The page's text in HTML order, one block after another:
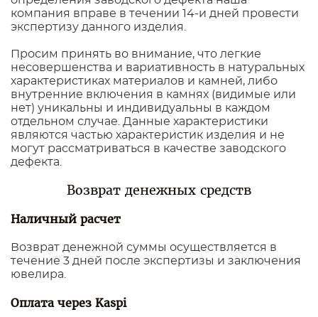
компания вправе в течении 14-и дней провести
экспертизу данного изделия.
Просим принять во внимание, что легкие
несовершенства и вариативность в натуральных
характеристиках материалов и камней, либо
внутренние включения в камнях (видимые или
нет) уникальны и индивидуальны в каждом
отдельном случае. Данные характеристики
являются частью характеристик изделия и не
могут рассматриваться в качестве заводского
дефекта.
Возврат денежных средств
Наличный расчет
Возврат денежной суммы осуществляется в
течение 3 дней после экспертизы и заключения
ювелира.
Оплата через Kaspi